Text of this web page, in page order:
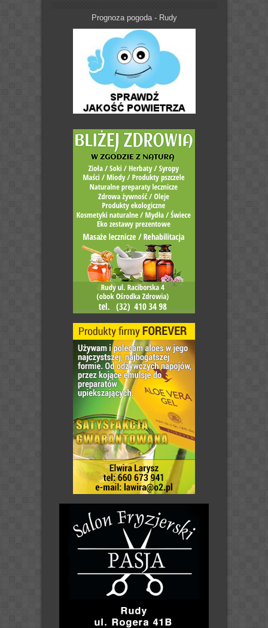
Prognoza pogoda - Rudy